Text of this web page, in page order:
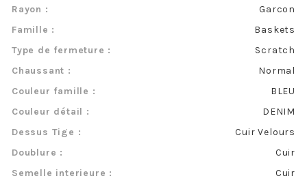
Rayon :
Garcon
Famille :
Baskets
Type de fermeture :
Scratch
Chaussant :
Normal
Couleur famille :
BLEU
Couleur détail :
DENIM
Dessus Tige :
Cuir Velours
Doublure :
Cuir
Semelle interieure :
Cuir